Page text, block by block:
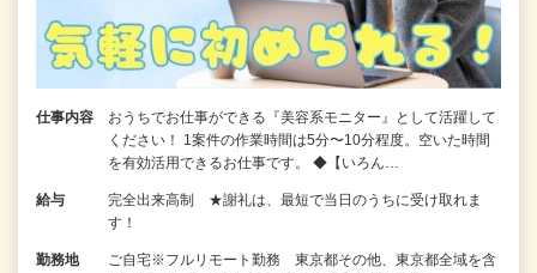
仕事内容
おうちでお仕事ができる『美容系モニター』として活躍して
ください！ 1案件の作業時間は5分〜10分程度。空いた時間
を有効活用できるお仕事です。 ◆【いろん…
給与
完全出来高制 ★謝礼は、最短で当日のうちに受け取れま
す！
勤務地
ご自宅※フルリモート勤務 東京都その他、東京都全域を含